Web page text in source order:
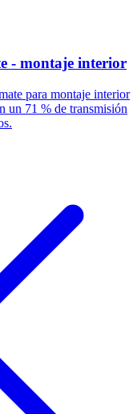
- montaje interior
para montaje interior
un 71 % de transmisión